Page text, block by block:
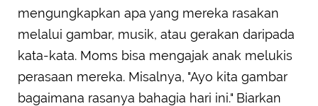
mengungkapkan apa yang mereka rasakan
melalui gambar, musik, atau gerakan daripada
kata-kata. Moms bisa mengajak anak melukis
perasaan mereka. Misalnya, "Ayo kita gambar
bagaimana rasanya bahagia hari ini." Biarkan